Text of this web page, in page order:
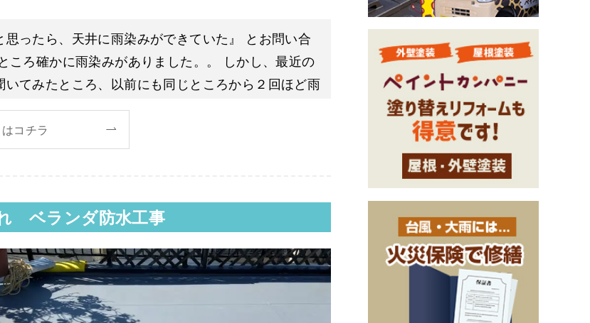
ったら、天井に雨染みができていた』 とお問い合
ろ確かに雨染みがありました。。 しかし、最近の
てみたところ、以前にも同じところから２回ほど雨
コチラ
れ ベランダ防水工事